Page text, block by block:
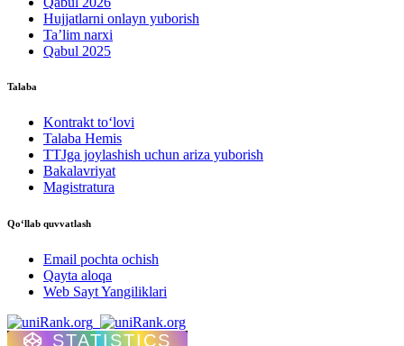
Hujjatlarni onlayn yuborish
Ta’lim narxi
Qabul 2025
Talaba
Kontrakt to‘lovі
Talaba Hemis
TTJga joylashish uchun ariza yuborish
Bakalavriyat
Magistratura
Qo‘llab quvvatlash
Email pochta ochish
Qayta aloqa
Web Sayt Yangiliklari
STATISTICS